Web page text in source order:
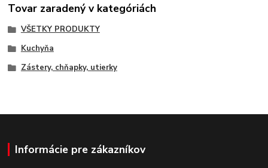
Tovar zaradený v kategóriách
VŠETKY PRODUKTY
Kuchyňa
Zástery, chňapky, utierky
Informácie pre zákazníkov